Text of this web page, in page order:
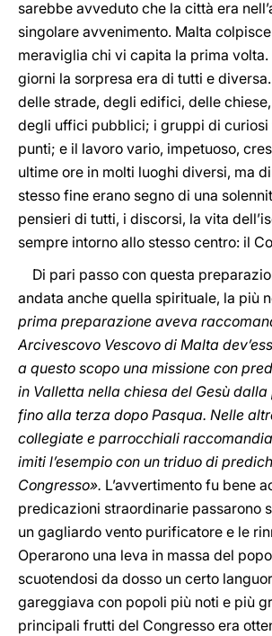
sarebbe avveduto che la città era
singolare avvenimento. Malta
meraviglia chi vi capita la prima volta.
giorni la sorpresa era di tutti e
delle strade, degli edifici, delle
degli uffici pubblici; i gruppi di curiosi
punti; e il lavoro vario, impetuoso,
ultime ore in molti luoghi diversi, ma
stesso fine erano segno di una
pensieri di tutti, i discorsi, la vita
sempre intorno allo stesso centro: il
Di pari passo con questa
andata anche quella spirituale, la più
prima preparazione aveva
Arcivescovo Vescovo di Malta
a questo scopo una missione con
in Valletta nella chiesa del Gesù
fino alla terza dopo Pasqua. Nelle
collegiate e parrocchiali
imiti l’esempio con un triduo di
Congresso». L’avvertimento fu bene
predicazioni straordinarie passarono
un gagliardo vento purificatore e le
Operarono una leva in massa del
scuotendosi da dosso un certo
gareggiava con popoli più noti e più
principali frutti del Congresso era